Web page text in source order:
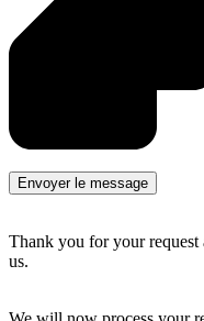
Thank you for your request
us.